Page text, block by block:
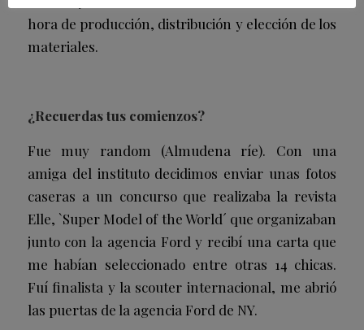
hora de producción, distribución y elección de los
materiales.
¿Recuerdas tus comienzos?
Fue muy random (Almudena ríe). Con una
amiga del instituto decidimos enviar unas fotos
caseras a un concurso que realizaba la revista
Elle, `Super Model of the World´ que organizaban
junto con la agencia Ford y recibí una carta que
me habían seleccionado entre otras 14 chicas.
Fuí finalista y la scouter internacional, me abrió
las puertas de la agencia Ford de NY.